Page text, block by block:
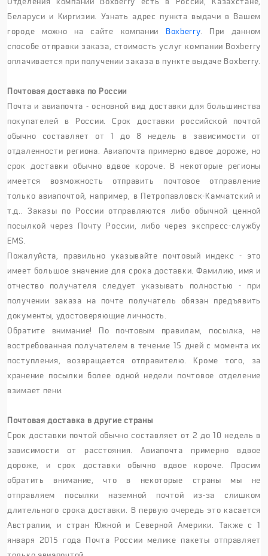
Беларуси и Киргизии. Узнать адрес пункта выдачи в Вашем
городе можно на сайте компании Boxberry. При данном
способе отправки заказа, стоимость услуг компании Boxberry
оплачивается при получении заказа в пункте выдаче Boxberry.
Почтовая доставка по России
Почта и авиапочта - основной вид доставки для большинства
покупателей в России. Срок доставки российской почтой
обычно составляет от 1 до 8 недель в зависимости от
отдаленности региона. Авиапочта примерно вдвое дороже, но
срок доставки обычно вдвое короче. В некоторые регионы
имеется возможность отправить почтовое отправление
только авиапочтой, например, в Петропавловск-Камчатский и
т.д.. Заказы по России отправляются либо обычной ценной
посылкой через Почту России, либо через экспресс-службу
EMS.
Пожалуйста, правильно указывайте почтовый индекс - это
имеет большое значение для срока доставки. Фамилию, имя и
отчество получателя следует указывать полностью - при
получении заказа на почте получатель обязан предъявить
документы, удостоверяющие личность.
Обратите внимание! По почтовым правилам, посылка, не
востребованная получателем в течение 15 дней с момента их
поступления, возвращается отправителю. Кроме того, за
хранение посылки более одной недели почтовое отделение
взимает пени.
Почтовая доставка в другие страны
Срок доставки почтой обычно составляет от 2 до 10 недель в
зависимости от расстояния. Авиапочта примерно вдвое
дороже, и срок доставки обычно вдвое короче. Просим
обратить внимание, что в некоторые страны мы не
отправляем посылки наземной почтой из-за слишком
длительного срока доставки. В первую очередь это касается
Австралии, и стран Южной и Северной Америки. Также с 1
января 2015 года Почта России мелике пакеты отправляет